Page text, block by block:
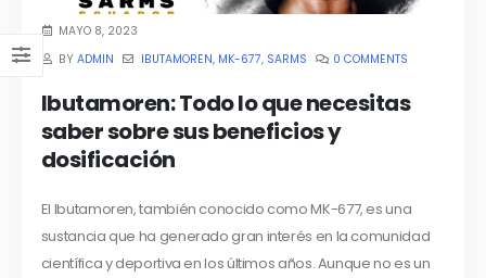
MAYO 8, 2023
BYADMIN IBUTAMOREN, MK-677, SARMS 0 COMMENTS
Ibutamoren: Todo lo que necesitas
saber sobre sus beneficios y
dosificación
El Ibutamoren, también conocido como MK-677, es una
sustancia que ha generado gran interés en la comunidad
científica y deportiva en los últimos años. Aunque no es un